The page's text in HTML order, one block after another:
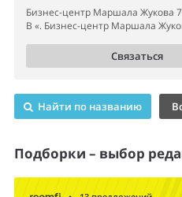
Бизнес-центр Маршала Жукова
B «. Бизнес-центр Маршала
Связаться
Найти по названию
Подборки – выбор